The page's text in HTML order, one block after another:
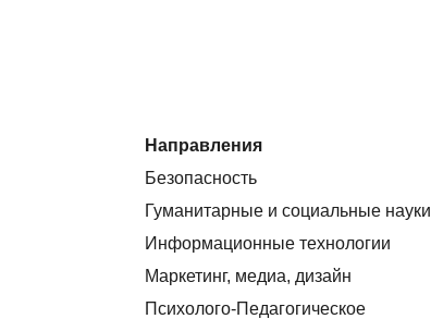
Направления
Безопасность
Гуманитарные и социальные науки
Информационные технологии
Маркетинг, медиа, дизайн
Психолого-Педагогическое